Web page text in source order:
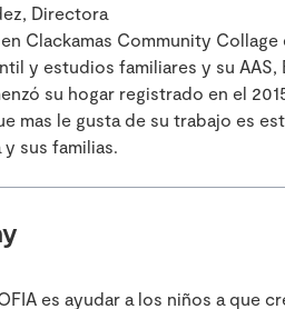
Directora
Clackamas Community
y estudios familiares y su
su hogar registrado en el
mas le gusta de su trabajo es
sus familias.
es ayudar a los niños a que